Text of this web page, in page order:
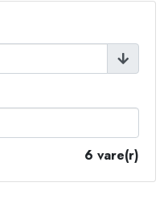
6 vare(r)